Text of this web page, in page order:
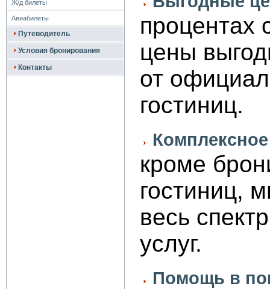
Ж/д билеты
Авиабилеты
Путеводитель
Условия бронирования
Контакты
процентах
цены
от
гостиниц.
кроме
гостиниц,
весь
услуг.
Помощь в